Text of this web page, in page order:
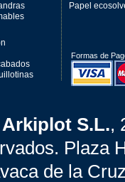
Papel
Formas de
S.L.,
Plaza
de la